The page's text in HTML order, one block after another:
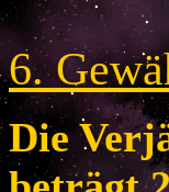
6.
Die